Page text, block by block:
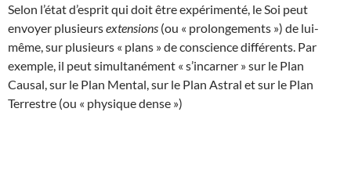
Selon l’état d’esprit qui doit être expérimenté, le Soi peut
envoyer plusieursextensions (ou « prolongements ») de lui-
même, sur plusieurs « plans » de conscience différents. Par
exemple, il peut simultanément « s’incarner » sur le Plan
Causal, sur le Plan Mental, sur le Plan Astral et sur le Plan
Terrestre (ou « physique dense »)